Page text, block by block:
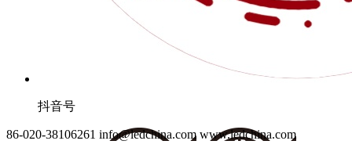
抖音号
86-020-38106261 info@ledchina.com www.ledchina.com